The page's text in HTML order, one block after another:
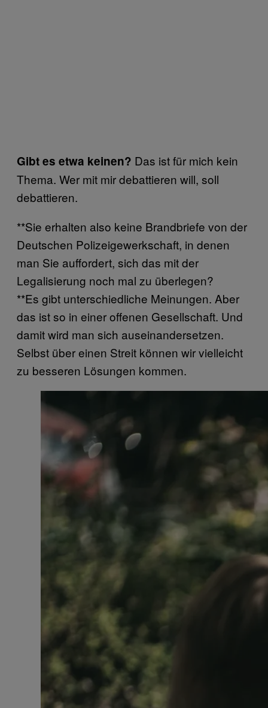
Gibt es etwa keinen? Das ist für mich kein
Thema. Wer mit mir debattieren will, soll
debattieren.
**Sie erhalten also keine Brandbriefe von der
Deutschen Polizeigewerkschaft, in denen
man Sie auffordert, sich das mit der
Legalisierung noch mal zu überlegen?
**Es gibt unterschiedliche Meinungen. Aber
das ist so in einer offenen Gesellschaft. Und
damit wird man sich auseinandersetzen.
Selbst über einen Streit können wir vielleicht
zu besseren Lösungen kommen.